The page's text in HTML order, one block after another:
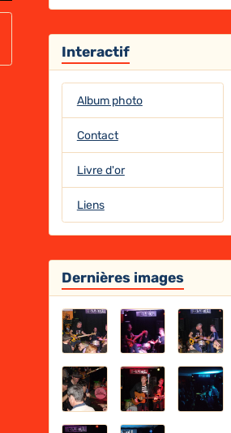
Interactif
Album photo
Contact
Livre d'or
Liens
Dernières images